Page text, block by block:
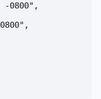
-0800",